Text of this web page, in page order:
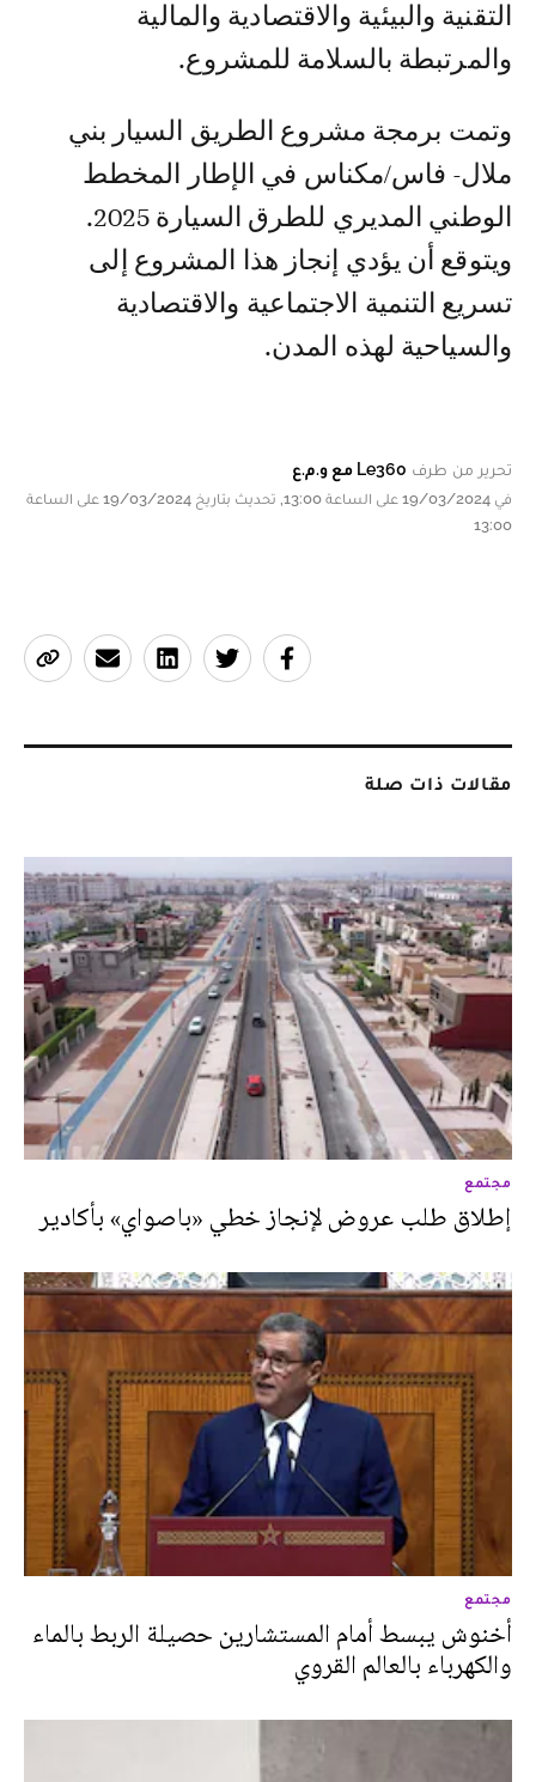
التقنية والبيئية والاقتصادية والمالية
والمرتبطة بالسلامة للمشروع.
وتمت برمجة مشروع الطريق السيار بني
ملال- فاس/مكناس في الإطار المخطط
الوطني المديري للطرق السيارة 2025.
ويتوقع أن يؤدي إنجاز هذا المشروع إلى
تسريع التنمية الاجتماعية والاقتصادية
والسياحية لهذه المدن.
تحرير من طرف Le360 مع و.م.ع
في 19/03/2024 على الساعة 13:00, تحديث بتاريخ 19/03/2024 على الساعة
13:00
مقالات ذات صلة
مجتمع
إطلاق طلب عروض لإنجاز خطي «باصواي» بأكادير
مجتمع
أخنوش يبسط أمام المستشارين حصيلة الربط بالماء
والكهرباء بالعالم القروي